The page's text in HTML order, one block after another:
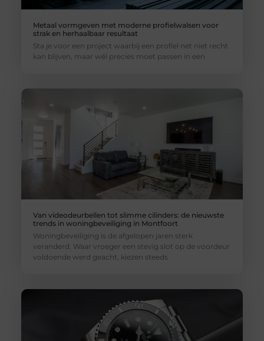
Metaal vormgeven met moderne profielwalsen voor
strak en herhaalbaar resultaat
Sta je voor een project waarbij een profiel net niet recht
kan blijven, maar wél precies moet passen in een
Van videodeurbellen tot slimme cilinders: de nieuwste
trends in woningbeveiliging in Montfoort
Woningbeveiliging is de afgelopen jaren sterk
veranderd. Waar vroeger een stevig slot op de voordeur
voldoende werd geacht, kiezen steeds